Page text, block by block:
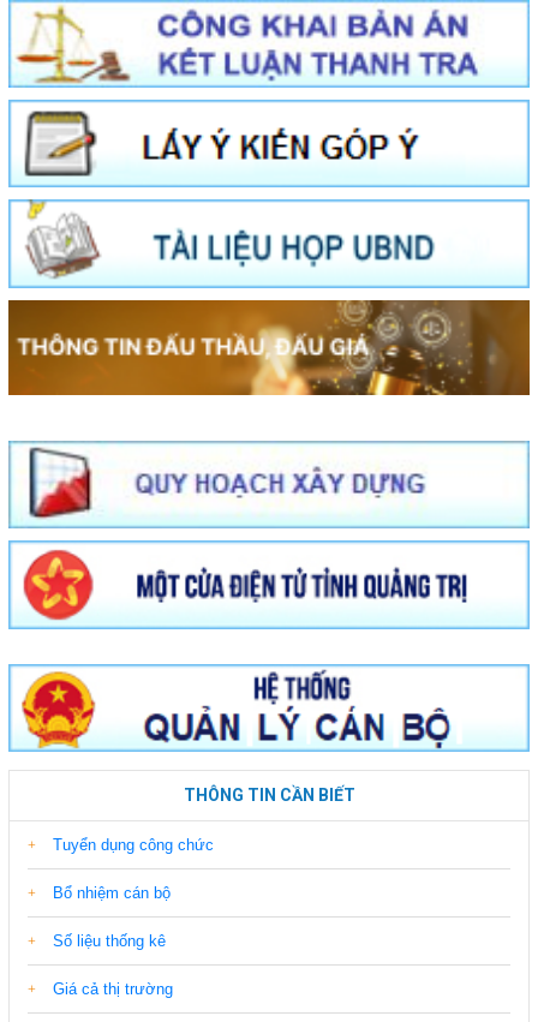
THÔNG TIN CẦN BIẾT
Tuyển dụng công chức
Bổ nhiệm cán bộ
Số liệu thống kê
Giá cả thị trường